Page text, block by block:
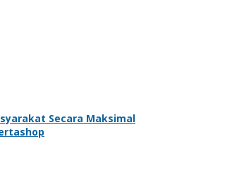
Secara Maksimal